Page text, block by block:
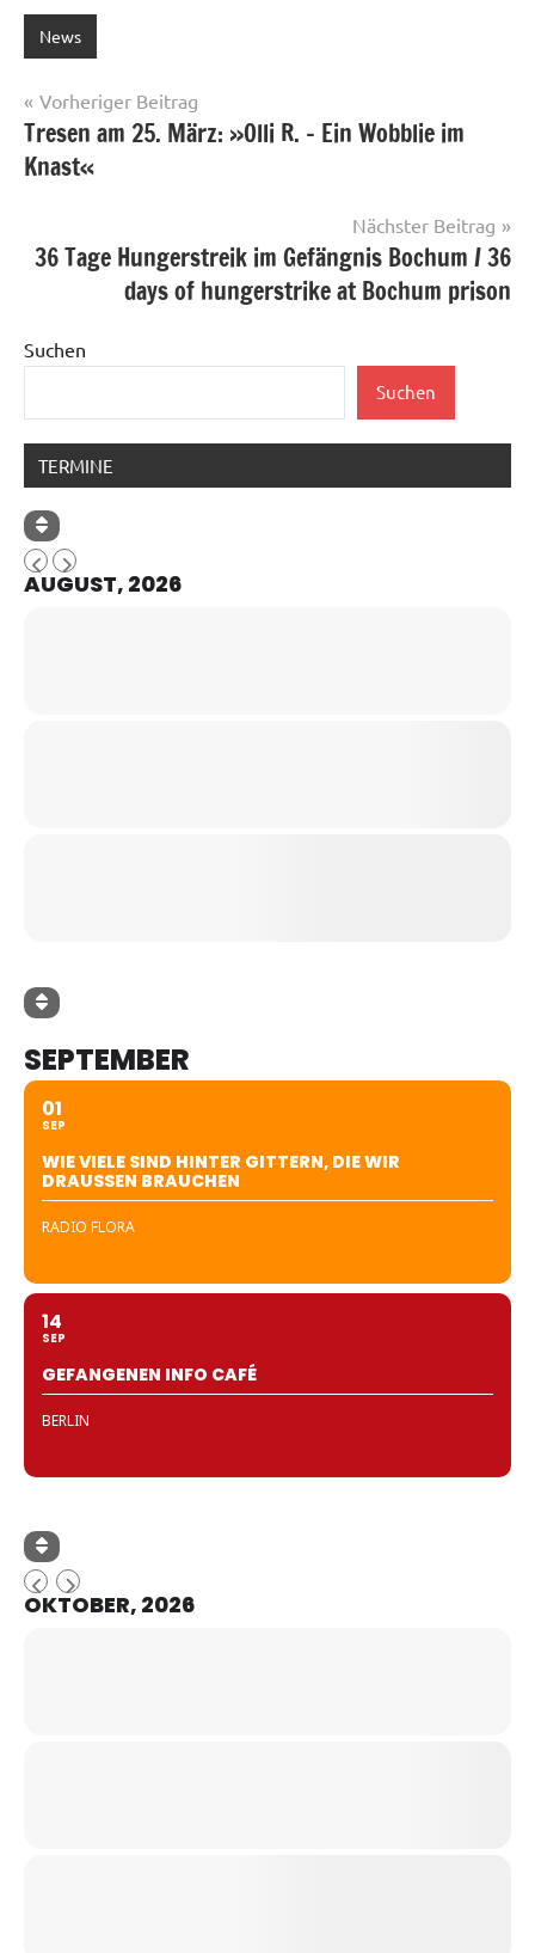
News
Beitragsnavigation
Vorheriger Beitrag
Tresen am 25. März: »Olli R. – Ein Wobblie im
Knast«
Nächster Beitrag
36 Tage Hungerstreik im Gefängnis Bochum / 36
days of hungerstrike at Bochum prison
Suchen
Suchen
TERMINE
AUGUST, 2026
SEPTEMBER
01
SEP
WIE VIELE SIND HINTER GITTERN, DIE WIR
DRAUSSEN BRAUCHEN
RADIO FLORA
14
SEP
GEFANGENEN INFO CAFÉ
BERLIN
OKTOBER, 2026